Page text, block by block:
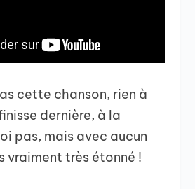
cette chanson, rien à
dernière, à la
pas, mais avec aucun
vraiment très étonné !